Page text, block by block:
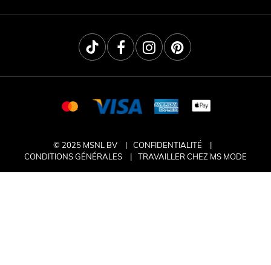
© 2025 MSNL BV
CONFIDENTIALITÉ
CONDITIONS GÉNÉRALES
TRAVAILLER CHEZ MS MODE